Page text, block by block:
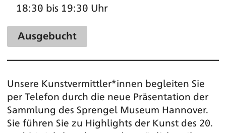
18:30 bis 19:30 Uhr
Ausgebucht
Unsere Kunstvermittler*innen begleiten Sie
per Telefon durch die neue Präsentation der
Sammlung des Sprengel Museum Hannover.
Sie führen Sie zu Highlights der Kunst des 20.